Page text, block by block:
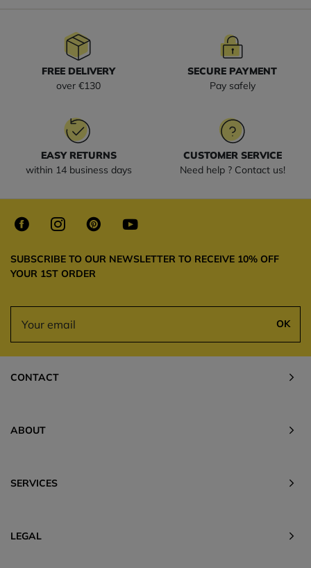
FREE DELIVERY
over €130
SECURE PAYMENT
Pay safely
EASY RETURNS
within 14 business days
CUSTOMER SERVICE
Need help ? Contact us!
SUBSCRIBE TO OUR NEWSLETTER TO RECEIVE 10% OFF
YOUR 1ST ORDER
OK
CONTACT
ABOUT
SERVICES
LEGAL